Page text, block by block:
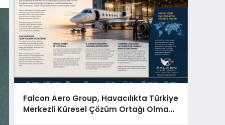
Falcon Aero Group, Havacılıkta Türkiye
Merkezli Küresel Çözüm Ortağı Olma